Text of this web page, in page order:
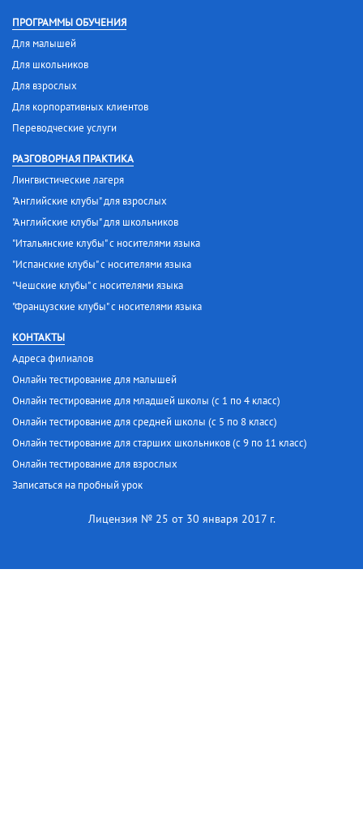
ПРОГРАММЫ ОБУЧЕНИЯ
Для малышей
Для школьников
Для взрослых
Для корпоративных клиентов
Переводческие услуги
РАЗГОВОРНАЯ ПРАКТИКА
Лингвистические лагеря
"Английские клубы" для взрослых
"Английские клубы" для школьников
"Итальянские клубы" с носителями языка
"Испанские клубы" с носителями языка
"Чешские клубы" с носителями языка
"Французские клубы" с носителями языка
КОНТАКТЫ
Адреса филиалов
Онлайн тестирование для малышей
Онлайн тестирование для младшей школы (с 1 по 4 класс)
Онлайн тестирование для средней школы (с 5 по 8 класс)
Онлайн тестирование для старших школьников (с 9 по 11 класс)
Онлайн тестирование для взрослых
Записаться на пробный урок
Лицензия № 25 от 30 января 2017 г.